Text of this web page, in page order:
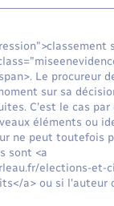
Le procureur
sur sa
C'est le cas par
éléments ou
ne peut toutefois
sont <a
elections-et-
a> ou si l'auteur